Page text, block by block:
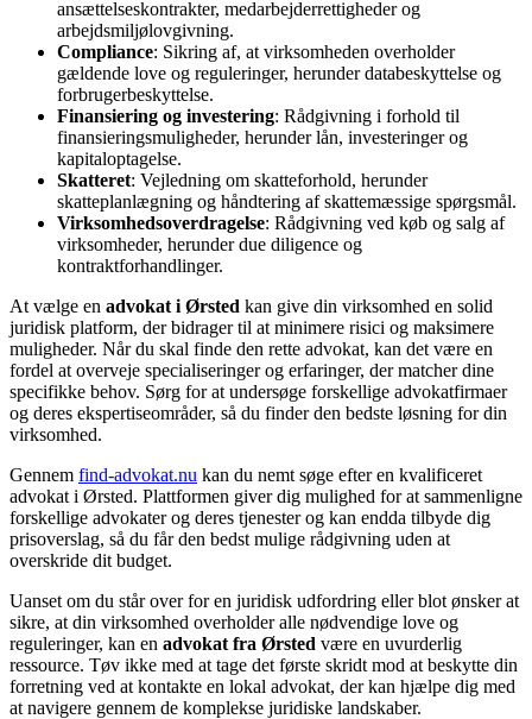
ansættelseskontrakter, medarbejderrettigheder og
arbejdsmiljølovgivning.
Compliance: Sikring af, at virksomheden overholder
gældende love og reguleringer, herunder databeskyttelse og
forbrugerbeskyttelse.
Finansiering og investering: Rådgivning i forhold til
finansieringsmuligheder, herunder lån, investeringer og
kapitaloptagelse.
Skatteret: Vejledning om skatteforhold, herunder
skatteplanlægning og håndtering af skattemæssige spørgsmål.
Virksomhedsoverdragelse: Rådgivning ved køb og salg af
virksomheder, herunder due diligence og
kontraktforhandlinger.
At vælge en advokat i Ørsted kan give din virksomhed en solid
juridisk platform, der bidrager til at minimere risici og maksimere
muligheder. Når du skal finde den rette advokat, kan det være en
fordel at overveje specialiseringer og erfaringer, der matcher dine
specifikke behov. Sørg for at undersøge forskellige advokatfirmaer
og deres ekspertiseområder, så du finder den bedste løsning for din
virksomhed.
Gennem find-advokat.nu kan du nemt søge efter en kvalificeret
advokat i Ørsted. Plattformen giver dig mulighed for at sammenligne
forskellige advokater og deres tjenester og kan endda tilbyde dig
prisoverslag, så du får den bedst mulige rådgivning uden at
overskride dit budget.
Uanset om du står over for en juridisk udfordring eller blot ønsker at
sikre, at din virksomhed overholder alle nødvendige love og
reguleringer, kan en advokat fra Ørsted være en uvurderlig
ressource. Tøv ikke med at tage det første skridt mod at beskytte din
forretning ved at kontakte en lokal advokat, der kan hjælpe dig med
at navigere gennem de komplekse juridiske landskaber.